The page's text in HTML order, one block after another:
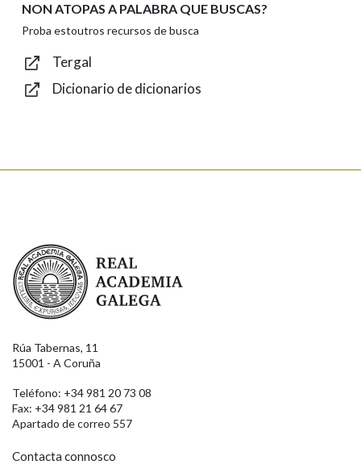
Texto de verificación
NON ATOPAS A PALABRA QUE BUSCAS?
Proba estoutros recursos de busca
Tergal
Dicionario de dicionarios
Real Academia Galega
Rúa Tabernas, 11
15001 - A Coruña
Teléfono: +34 981 20 73 08
Fax: +34 981 21 64 67
Apartado de correo 557
Contacta connosco